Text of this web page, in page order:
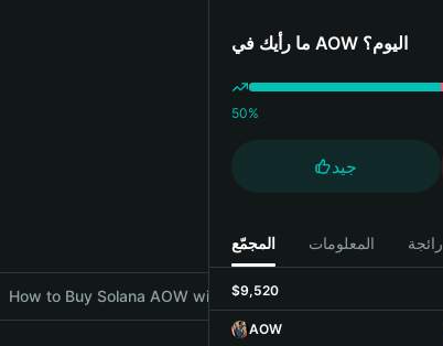
How to Buy Solana AOW with Bitget Wallet
ما رأيك في AOW اليوم؟
50%
جيد
المجمّع المعلومات رائجة
$9,520
AOW